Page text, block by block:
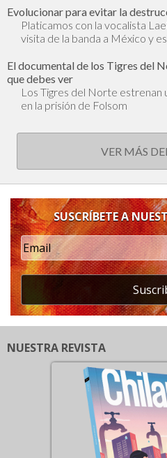
Evolucionar para evitar la
Platicamos con la vocalista
visita de la banda a México y
El documental de los Tigres del
que debes ver
Los Tigres del Norte estrenan
en la prisión de Folsom
VER MÁS
SUSCRÍBETE A
NUESTRA REVISTA